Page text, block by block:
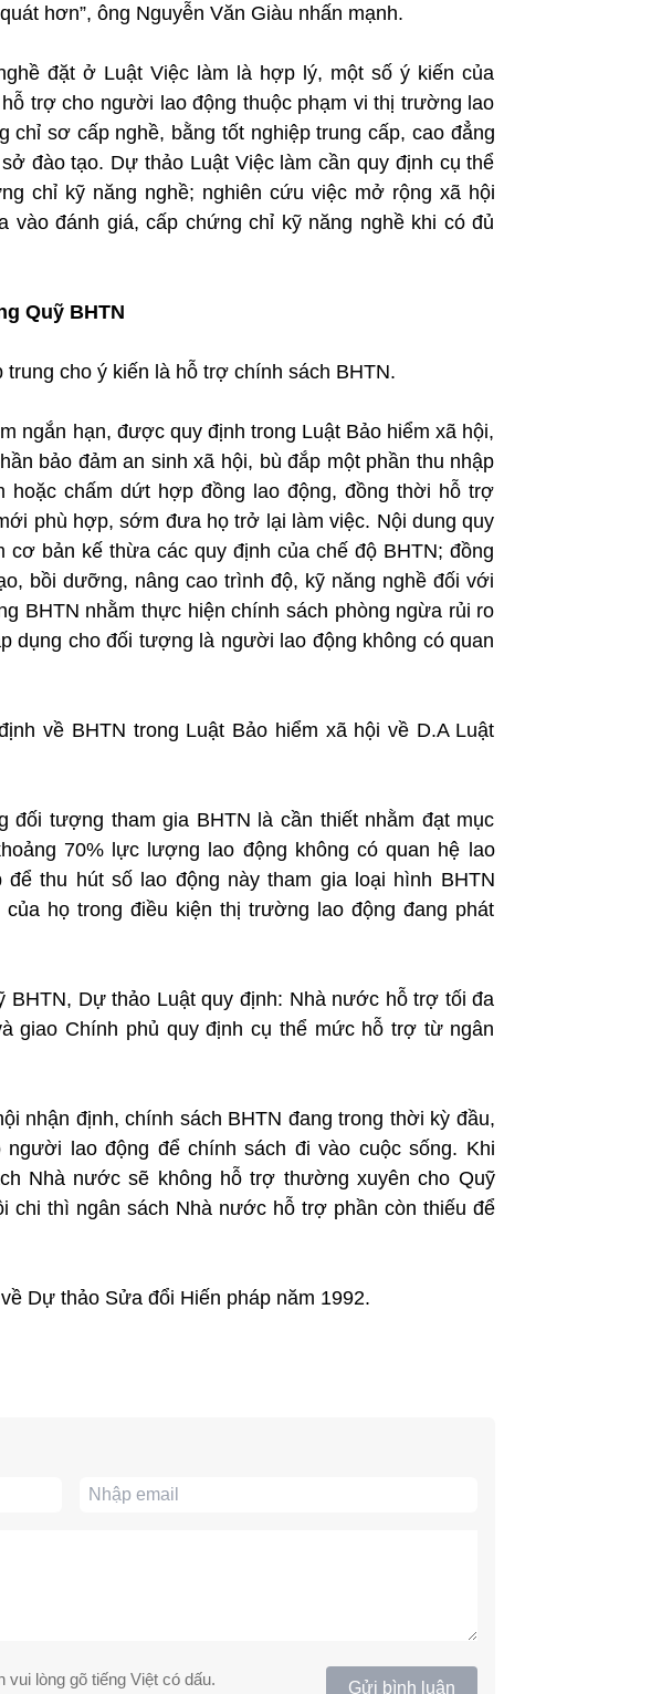
hơn”, ông Nguyễn Văn Giàu nhấn mạnh.
đặt ở Luật Việc làm là hợp lý, một số ý kiến của
trợ cho người lao động thuộc phạm vi thị trường lao
chỉ sơ cấp nghề, bằng tốt nghiệp trung cấp, cao đẳng
đào tạo. Dự thảo Luật Việc làm cần quy định cụ thể
chỉ kỹ năng nghề; nghiên cứu việc mở rộng xã hội
vào đánh giá, cấp chứng chỉ kỹ năng nghề khi có đủ
Quỹ BHTN
cho ý kiến là hỗ trợ chính sách BHTN.
ngắn hạn, được quy định trong Luật Bảo hiểm xã hội,
bảo đảm an sinh xã hội, bù đắp một phần thu nhập
hoặc chấm dứt hợp đồng lao động, đồng thời hỗ trợ
phù hợp, sớm đưa họ trở lại làm việc. Nội dung quy
cơ bản kế thừa các quy định của chế độ BHTN; đồng
bồi dưỡng, nâng cao trình độ, kỹ năng nghề đối với
BHTN nhằm thực hiện chính sách phòng ngừa rủi ro
dụng cho đối tượng là người lao động không có quan
về BHTN trong Luật Bảo hiểm xã hội về D.A Luật
đối tượng tham gia BHTN là cần thiết nhằm đạt mục
70% lực lượng lao động không có quan hệ lao
thu hút số lao động này tham gia loại hình BHTN
họ trong điều kiện thị trường lao động đang phát
Dự thảo Luật quy định: Nhà nước hỗ trợ tối đa
giao Chính phủ quy định cụ thể mức hỗ trợ từ ngân
nhận định, chính sách BHTN đang trong thời kỳ đầu,
lao động để chính sách đi vào cuộc sống. Khi
Nhà nước sẽ không hỗ trợ thường xuyên cho Quỹ
chi thì ngân sách Nhà nước hỗ trợ phần còn thiếu để
Dự thảo Sửa đổi Hiến pháp năm 1992.
lòng gõ tiếng Việt có dấu. Gửi bình luận